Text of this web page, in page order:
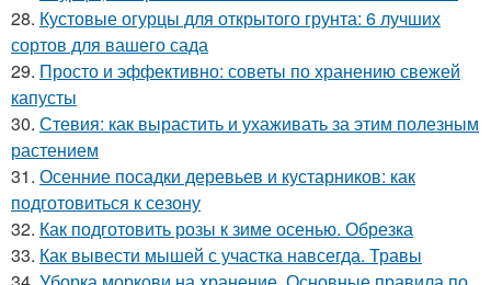
28. Кустовые огурцы для открытого грунта: 6 лучших
сортов для вашего сада
29. Просто и эффективно: советы по хранению свежей
капусты
30. Стевия: как вырастить и ухаживать за этим полезным
растением
31. Осенние посадки деревьев и кустарников: как
подготовиться к сезону
32. Как подготовить розы к зиме осенью. Обрезка
33. Как вывести мышей с участка навсегда. Травы